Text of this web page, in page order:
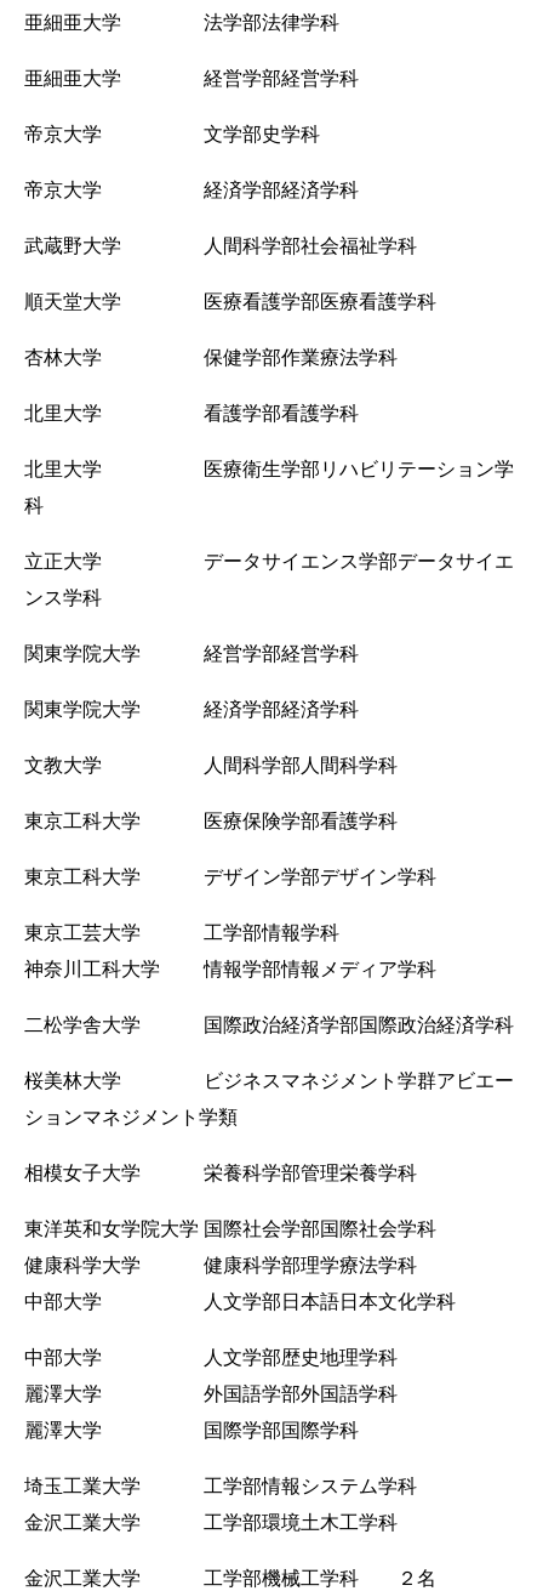
亜細亜大学 法学部法律学科
亜細亜大学 経営学部経営学科
帝京大学 文学部史学科
帝京大学 経済学部経済学科
武蔵野大学 人間科学部社会福祉学科
順天堂大学 医療看護学部医療看護学科
杏林大学 保健学部作業療法学科
北里大学 看護学部看護学科
北里大学 医療衛生学部リハビリテーション学
科
立正大学 データサイエンス学部データサイエ
ンス学科
関東学院大学 経営学部経営学科
関東学院大学 経済学部経済学科
文教大学 人間科学部人間科学科
東京工科大学 医療保険学部看護学科
東京工科大学 デザイン学部デザイン学科
東京工芸大学 工学部情報学科
神奈川工科大学 情報学部情報メディア学科
二松学舎大学 国際政治経済学部国際政治経済学科
桜美林大学 ビジネスマネジメント学群アビエー
ションマネジメント学類
相模女子大学 栄養科学部管理栄養学科
東洋英和女学院大学 国際社会学部国際社会学科
健康科学大学 健康科学部理学療法学科
中部大学 人文学部日本語日本文化学科
中部大学 人文学部歴史地理学科
麗澤大学 外国語学部外国語学科
麗澤大学 国際学部国際学科
埼玉工業大学 工学部情報システム学科
金沢工業大学 工学部環境土木工学科
金沢工業大学 工学部機械工学科 ２名